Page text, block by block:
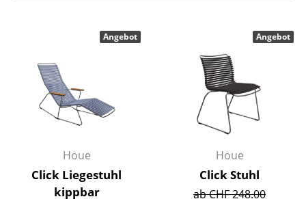
Schaukelstühle
Bürodrehstühle
Konferenzstühle
Bürosessel
Einzelteile
... alle Sitzmöbel
Houe
Click Liegestuhl
kippbar
Angebot
Houe
Click Stuhl
ab CHF 248.00
Angebot